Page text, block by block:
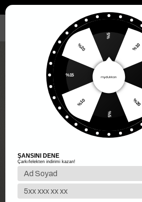
Kadın Alt Giyim
%10
%20
%10
%20
ŞANSINI DENE
Çarkıfelekten indirimi kazan!